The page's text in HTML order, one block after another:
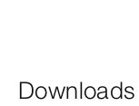
Downloads